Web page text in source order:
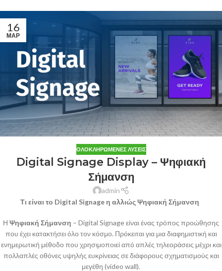
16
ΜΑΡ
ΟΛΟΚΛΗΡΩΜΈΝΕΣ ΛΎΣΕΙΣ
Digital Signage Display – Ψηφιακή
Σήμανση
admin
Τι είναι το Digital Signage η αλλιώς Ψηφιακή Σήμανση
Η Ψηφιακή Σήμανση – Digital Signage είναι ένας τρόπος προώθησης
που έχει κατακτήσει όλο τον κόσμο. Πρόκειται για μια διαφημιστική και
ενημερωτική μέθοδο που χρησιμοποιεί από απλές τηλεοράσεις μέχρι και
πολλαπλές οθόνες υψηλής ευκρίνειας σε διάφορους σχηματισμούς και
μεγέθη (video wall).